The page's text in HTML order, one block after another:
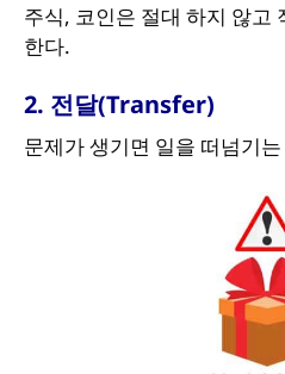
주식, 코인은 절대 하지 않고
한다.
2. 전달(Transfer)
문제가 생기면 일을 떠넘기